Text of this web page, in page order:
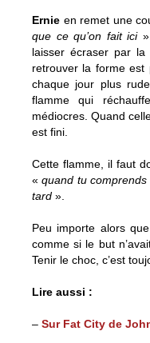
Ernie en remet une
que ce qu’on fait ici».
laisser écraser par
retrouver la forme est
chaque jour plus
flamme qui
médiocres. Quand
est fini.
Cette flamme, il faut
«quand tu
tard ».
Peu importe alors que
comme si le but
Tenir le choc, c’est
Lire aussi :
– Sur Fat City de